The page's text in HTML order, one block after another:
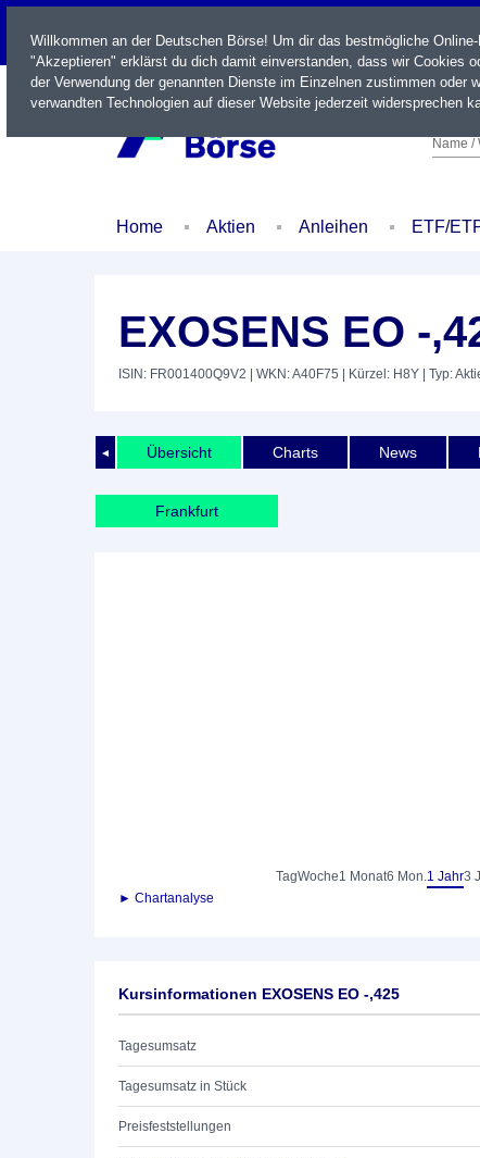
LIVE
Name /
Home Aktien Anleihen ETF/
EXOSENS EO -
ISIN: FR001400Q9V2 | WKN: A40F75 | Kürzel: H8Y | Typ:
◄ Übersicht Charts News
Frankfurt
TagWoche1 Monat6 Mon.1 Jahr3
► Chartanalyse
Kursinformationen EXOSENS EO -,425
Tagesumsatz
Tagesumsatz in Stück
Preisfeststellungen
Willkommen an der Deutschen Börse! Um dir das bestmögliche
"Akzeptieren" erklärst du dich damit einverstanden, dass wir Cookies
der Verwendung der genannten Dienste im Einzelnen zustimmen oder
verwandten Technologien auf dieser Website jederzeit widersprechen